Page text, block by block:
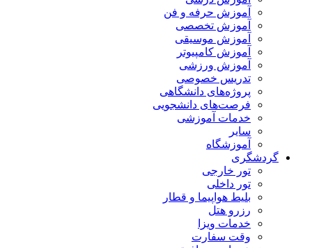
آموزش حرفه و فن
آموزش تخصصی
آموزش موسیقی
آموزش کامپیوتر
آموزش ورزشی
تدریس خصوصی
پروژه‌های دانشگاهی
فرصت‌های دانشجویی
خدمات آموزشی
سایر
آموزشگاه
گردشگری
تور خارجی
تور داخلی
بلیط هواپیما و قطار
رزرو هتل
خدمات ویزا
وقت سفارت